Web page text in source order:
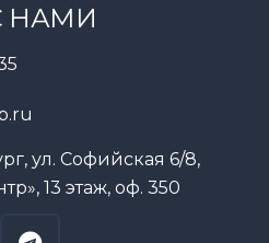
НАМИ
ул. Софийская 6/8,
13 этаж, оф. 350